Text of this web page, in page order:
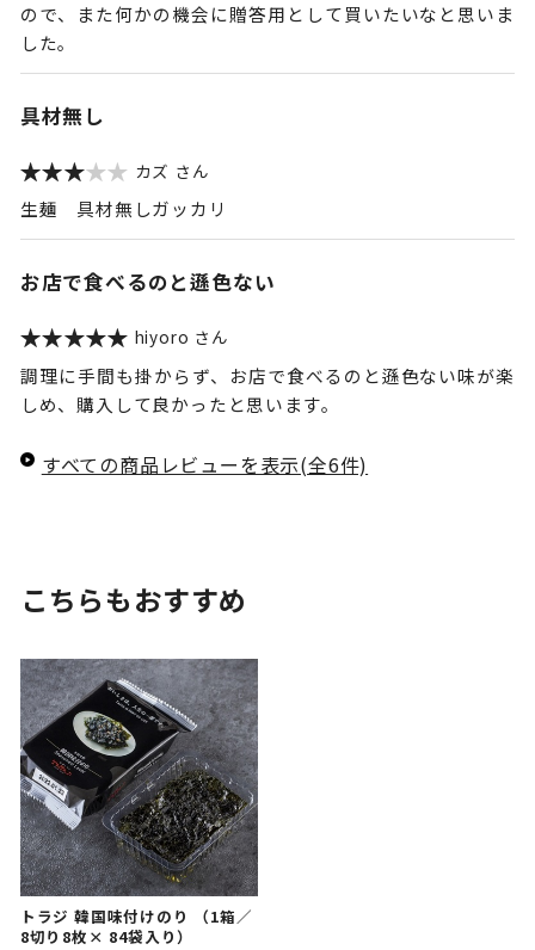
ので、また何かの機会に贈答用として買いたいなと思いま
した。
具材無し
カズ
生麺 具材無しガッカリ
お店で食べるのと遜色ない
hiyoro
調理に手間も掛からず、お店で食べるのと遜色ない味が楽
しめ、購入して良かったと思います。
すべての商品レビューを表示(全6件)
こちらもおすすめ
トラジ 韓国味付けのり （1箱／
8切り8枚× 84袋入り）